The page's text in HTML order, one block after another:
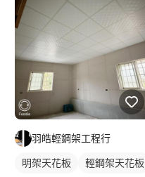
羽皓輕鋼架工程行
明架天花板 輕鋼架天花板